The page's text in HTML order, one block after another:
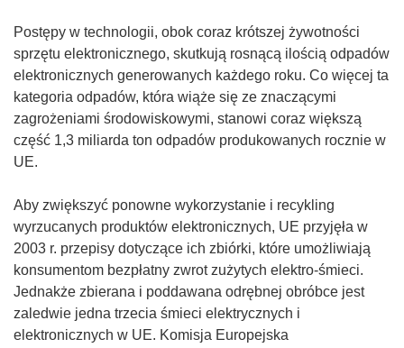
Postępy w technologii, obok coraz krótszej żywotności
sprzętu elektronicznego, skutkują rosnącą ilością odpadów
elektronicznych generowanych każdego roku. Co więcej ta
kategoria odpadów, która wiąże się ze znaczącymi
zagrożeniami środowiskowymi, stanowi coraz większą
część 1,3 miliarda ton odpadów produkowanych rocznie w
UE.
Aby zwiększyć ponowne wykorzystanie i recykling
wyrzucanych produktów elektronicznych, UE przyjęła w
2003 r. przepisy dotyczące ich zbiórki, które umożliwiają
konsumentom bezpłatny zwrot zużytych elektro-śmieci.
Jednakże zbierana i poddawana odrębnej obróbce jest
zaledwie jedna trzecia śmieci elektrycznych i
elektronicznych w UE. Komisja Europejska